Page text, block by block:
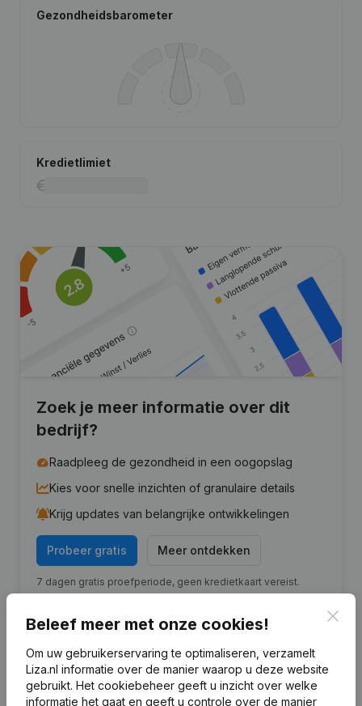
Gezondheidsbarometer
Kredietlimiet
Zoek je meer informatie over dit
bedrijf?
Raadpleeg de gezondheid in een oogopslag
Kies voor snelle inzichten of granulaire details
Krijg updates van belangrijke ontwikkelingen
Probeer gratis Meer ontdekken
7 dagen gratis proefperiode, geen kredietkaart vereist.
Veelgestelde vragen
Beleef meer met onze cookies!
Om uw gebruikerservaring te optimaliseren, verzamelt
Liza.nl informatie over de manier waarop u deze website
gebruikt. Het cookiebeheer geeft u inzicht over welke
informatie het gaat en geeft u controle over de manier